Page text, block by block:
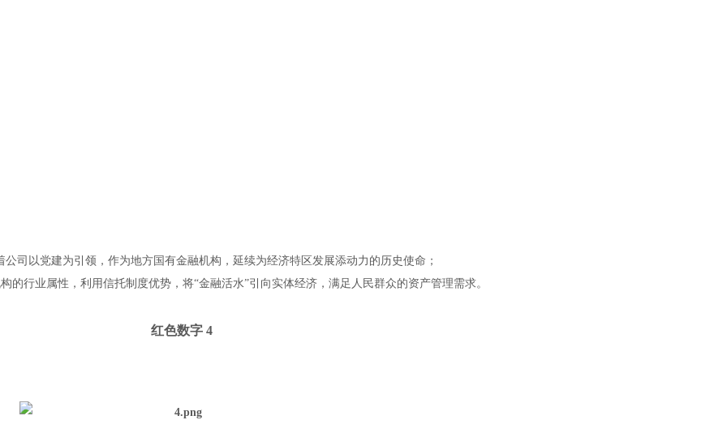
公司以党建为引领，作为地方国有金融机构，延续为经济特区发展添动力的历史使命；
的行业属性，利用信托制度优势，将“金融活水”引向实体经济，满足人民群众的资产管理需求。
红色数字 4